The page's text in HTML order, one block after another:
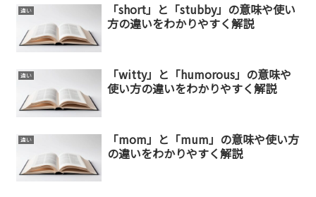
違い
「short」と「stubby」の意味や使い
方の違いをわかりやすく解説
違い
「witty」と「humorous」の意味や
使い方の違いをわかりやすく解説
違い
「mom」と「mum」の意味や使い方
の違いをわかりやすく解説